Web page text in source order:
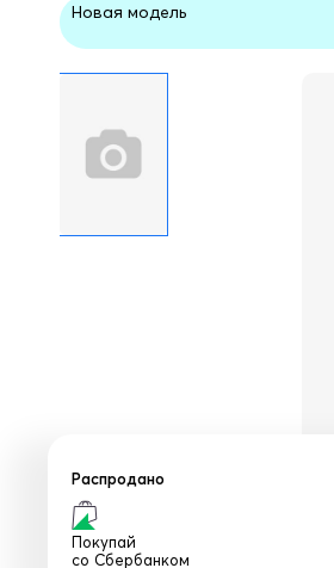
Новая модель
Распродано
Покупай
со Сбербанком